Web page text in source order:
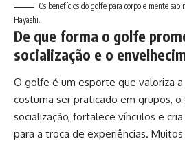
Os benefícios do golfe para corpo e mente
Hayashi.
De que forma o golfe
socialização e o
O golfe é um esporte que valoriza a
costuma ser praticado em grupos, o
socialização, fortalece vínculos e
para a troca de experiências.